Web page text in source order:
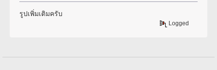
รูปเพิ่มเติมครับ
Logged